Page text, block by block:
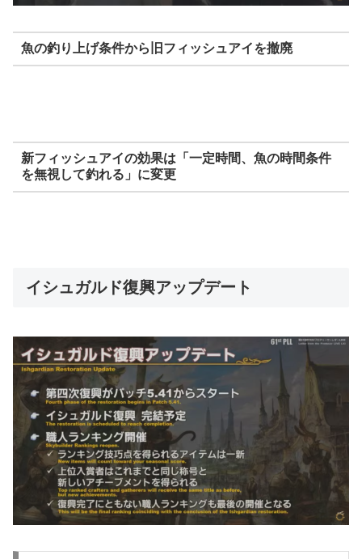
魚の釣り上げ条件から旧フィッシュアイを撤廃
新フィッシュアイの効果は「一定時間、魚の時間条件
を無視して釣れる」に変更
イシュガルド復興アップデート